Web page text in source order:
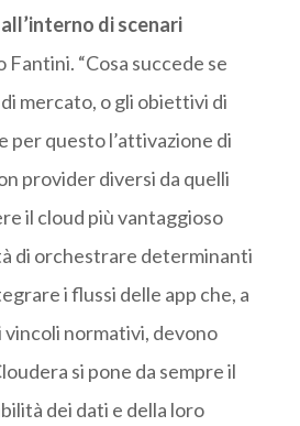
di scenari
Fantini. “Cosa succede se
mercato, o gli obiettivi di
per questo l’attivazione di
provider diversi da quelli
il cloud più vantaggioso
di orchestrare determinanti
i flussi delle app che, a
vincoli normativi, devono
si pone da sempre il
dei dati e della loro